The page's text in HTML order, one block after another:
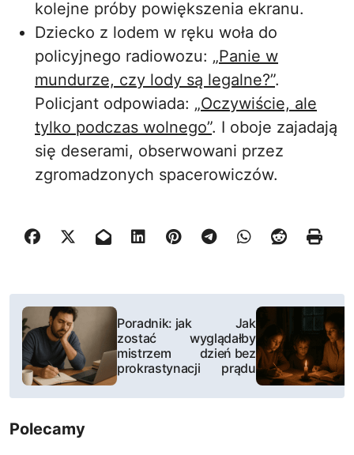
kolejne próby powiększenia ekranu.
Dziecko z lodem w ręku woła do
policyjnego radiowozu: „Panie w
mundurze, czy lody są legalne?”.
Policjant odpowiada: „Oczywiście, ale
tylko podczas wolnego”. I oboje zajadają
się deserami, obserwowani przez
zgromadzonych spacerowiczów.
N
w
i
g
Poradnik: jak
zostać
mistrzem
prokrastynacji
Jak
wyglądałby
dzień bez
prądu
Polecamy